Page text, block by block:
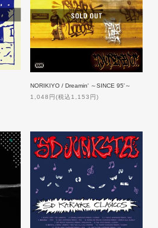
NORIKIYO / Dreamin' ～SINCE 95'～
1,048円(税込1,153円)